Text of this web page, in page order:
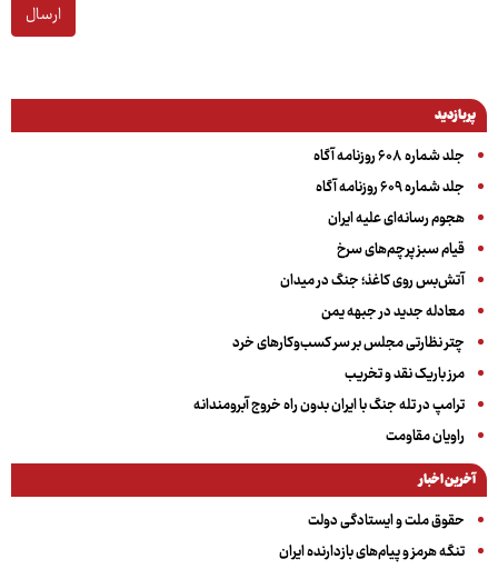
ارسال
پربازدید
جلد شماره ۶۰۸ روزنامه آگاه
جلد شماره ۶۰۹ روزنامه آگاه
هجوم رسانه‌ای علیه ایران
قیام سبز پرچم‌های سرخ
آتش‌بس روی کاغذ؛ جنگ در میدان
معادله جدید در جبهه یمن
چتر نظارتی مجلس بر سر کسب‌وکارهای خرد
مرز باریک نقد و تخریب
ترامپ در تله جنگ با ایران بدون راه خروج آبرومندانه
راویان مقاومت
آخرین اخبار
حقوق ملت و ایستادگی دولت
تنگه هرمز و پیام‌های بازدارنده ایران